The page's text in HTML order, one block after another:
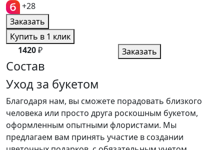
+28
Заказать
Купить в 1 клик
1420₽ Заказать
Состав
Уход за букетом
Благодаря нам, вы сможете порадовать близкого
человека или просто друга роскошным букетом,
оформленным опытными флористами. Мы
предлагаем вам принять участие в создании